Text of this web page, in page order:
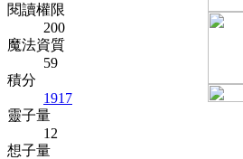
閱讀權限
200
魔法資質
59
積分
1917
靈子量
12
想子量